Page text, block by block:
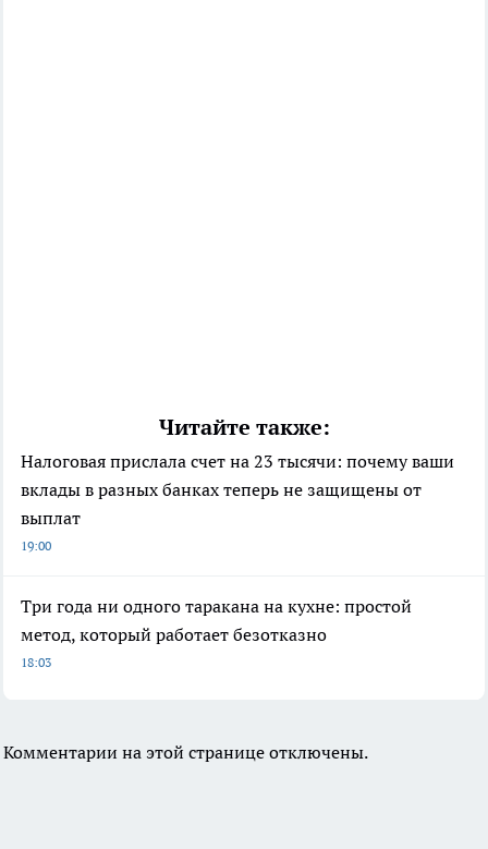
Читайте также:
Налоговая прислала счет на 23 тысячи: почему ваши
вклады в разных банках теперь не защищены от
выплат
19:00
Три года ни одного таракана на кухне: простой
метод, который работает безотказно
18:03
Комментарии на этой странице отключены.